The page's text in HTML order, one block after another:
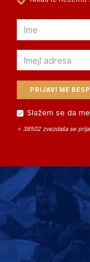
Email
Email
Slažem se da
⭐ 38502 zvezdaša se